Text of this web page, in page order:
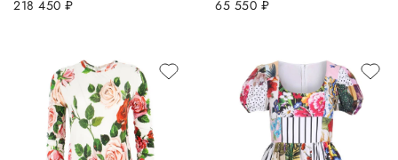
218 450 руб. 65 550 руб.